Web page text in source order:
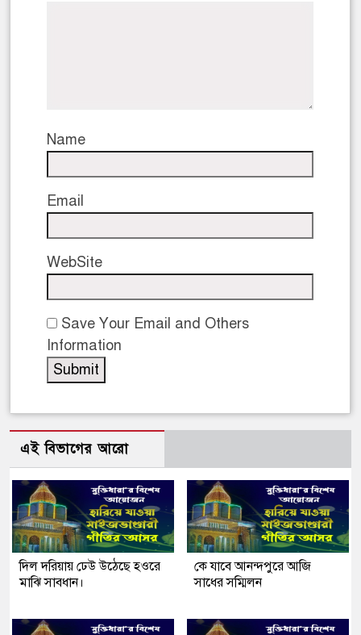
Name
Email
WebSite
Save Your Email and Others
Information
এই বিভাগের আরো
দিল দরিয়ায় ঢেউ উঠেছে হওরে
মাঝি সাবধান।
কে যাবে আনন্দপুরে আজি
সাধের সম্মিলন